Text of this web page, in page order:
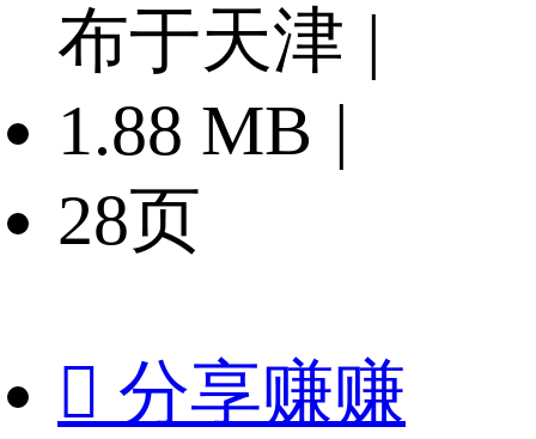
布于天津 |
1.88 MB |
28页
 分享赚赚